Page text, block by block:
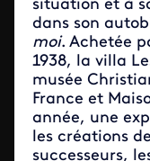
situation et à
dans son
moi. Achetée
1938, la villa
musée
France et
année, une
les créations
successeurs,